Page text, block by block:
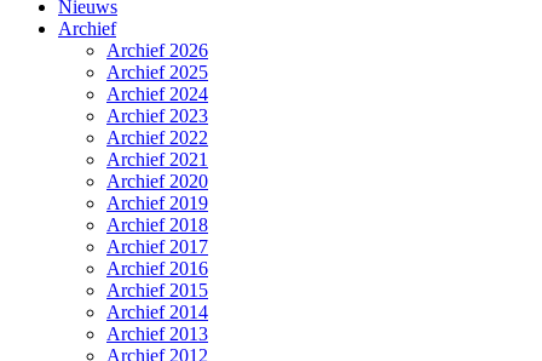
Nieuws
Archief
Archief 2026
Archief 2025
Archief 2024
Archief 2023
Archief 2022
Archief 2021
Archief 2020
Archief 2019
Archief 2018
Archief 2017
Archief 2016
Archief 2015
Archief 2014
Archief 2013
Archief 2012